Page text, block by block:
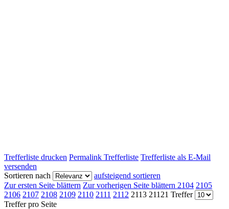
Trefferliste drucken Permalink Trefferliste Trefferliste als E-Mail
versenden
Sortieren nach
aufsteigend sortieren
Zur ersten Seite blättern Zur vorherigen Seite blättern 2104 2105
2106 2107 2108 2109 2110 2111 2112 2113 21121 Treffer
Treffer pro Seite